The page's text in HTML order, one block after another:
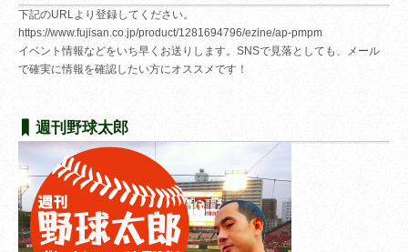
下記のURLより登録してください。
https://www.fujisan.co.jp/product/1281694796/ezine/ap-pmpm
イベント情報などをいち早くお送りします。SNSで見落としても、メール
で確実に情報を確認したい方にオススメです！
週刊野球太郎